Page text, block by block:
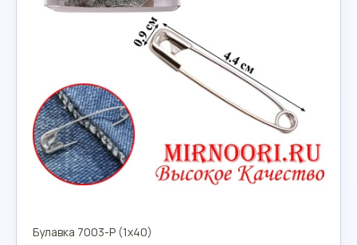
Булавка 7003-Р (1х40)